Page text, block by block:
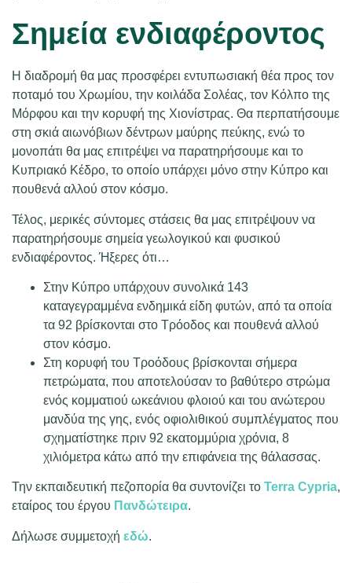
Σημεία ενδιαφέροντος
Η διαδρομή θα μας προσφέρει εντυπωσιακή θέα προς τον
ποταμό του Χρωμίου, την κοιλάδα Σολέας, τον Κόλπο της
Μόρφου και την κορυφή της Χιονίστρας. Θα περπατήσουμε
στη σκιά αιωνόβιων δέντρων μαύρης πεύκης, ενώ το
μονοπάτι θα μας επιτρέψει να παρατηρήσουμε και το
Κυπριακό Κέδρο, το οποίο υπάρχει μόνο στην Κύπρο και
πουθενά αλλού στον κόσμο.
Τέλος, μερικές σύντομες στάσεις θα μας επιτρέψουν να
παρατηρήσουμε σημεία γεωλογικού και φυσικού
ενδιαφέροντος. Ήξερες ότι…
Στην Κύπρο υπάρχουν συνολικά 143
καταγεγραμμένα ενδημικά είδη φυτών, από τα οποία
τα 92 βρίσκονται στο Τρόοδος και πουθενά αλλού
στον κόσμο.
Στη κορυφή του Τροόδους βρίσκονται σήμερα
πετρώματα, που αποτελούσαν το βαθύτερο στρώμα
ενός κομματιού ωκεάνιου φλοιού και του ανώτερου
μανδύα της γης, ενός οφιολιθικού συμπλέγματος που
σχηματίστηκε πριν 92 εκατομμύρια χρόνια, 8
χιλιόμετρα κάτω από την επιφάνεια της θάλασσας.
Την εκπαιδευτική πεζοπορία θα συντονίζει το Terra Cypria,
εταίρος του έργου Πανδώτειρα.
Δήλωσε συμμετοχή εδώ.